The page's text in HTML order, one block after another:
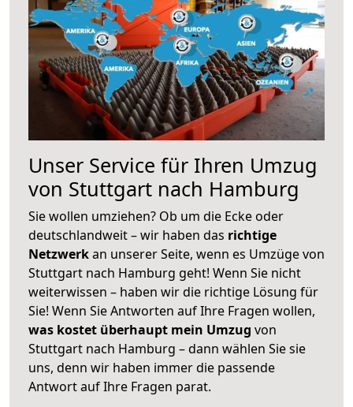
Unser Service für Ihren Umzug
von Stuttgart nach Hamburg
Sie wollen umziehen? Ob um die Ecke oder
deutschlandweit – wir haben das richtige
Netzwerkan unserer Seite, wenn es Umzüge von
Stuttgart nach Hamburg geht! Wenn Sie nicht
weiterwissen – haben wir die richtige Lösung für
Sie! Wenn Sie Antworten auf Ihre Fragen wollen,
was kostet überhaupt mein Umzug von
Stuttgart nach Hamburg – dann wählen Sie sie
uns, denn wir haben immer die passende
Antwort auf Ihre Fragen parat.